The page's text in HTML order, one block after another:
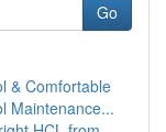
Go
& Comfortable
Maintenance...